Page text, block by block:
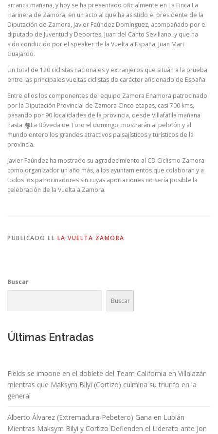
arranca mañana, y hoy se ha presentado oficialmente en La Finca La
Harinera de Zamora, en un acto al que ha asistido el presidente de la
Diputación de Zamora, Javier Faúndez Domínguez, acompañado por el
diputado de Juventud y Deportes, Juan del Canto Sevillano, y que ha
sido conducido por el speaker de la Vuelta a España, Juan Mari
Guajardo.
Un total de 120 ciclistas nacionales y extranjeros que situán a la prueba
entre las principales vueltas ciclistas de carácter aficionado de España.
Entre ellos los componentes del equipo Zamora Enamora patrocinado
por la Diputación Provincial de Zamora Cinco etapas, casi 700 kms,
pasando por 90 localidades de la provincia, desde Villafáfila mañana
hasta 🏘La Bóveda de Toro el domingo, mostrarán al pelotón y al
mundo entero los grandes atractivos paisajísticos y turísticos de la
provincia.
Javier Faúndez ha mostrado su agradecimiento al CD Ciclismo Zamora
como organizador un año más, a los ayuntamientos que colaboran y a
todos los patrocinadores sin cuyas aportaciones no sería posible la
celebración de la Vuelta a Zamora.
PUBLICADO EL LA VUELTA ZAMORA
Buscar
Buscar
Últimas Entradas
Fields se impone en el doblete del Team California en Villalazán
mientras que Maksym Bilyi (Cortizo) culmina su triunfo en la
general
Alberto Álvarez (Extremadura-Pebetero) Gana en Lubián
Mientras Maksym Bilyi y Cortizo Defienden el Liderato ante Jon